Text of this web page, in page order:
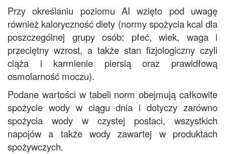
Przy określaniu poziomu AI wzięto pod uwagę
również kaloryczność diety (normy spożycia kcal dla
poszczególnej grupy osób: płeć, wiek, waga i
przeciętny wzrost, a także stan fizjologiczny czyli
ciąża i karmienie piersią oraz prawidłową
osmolarność moczu).
Podane wartości w tabeli norm obejmują całkowite
spożycie wody w ciągu dnia i dotyczy zarówno
spożycia wody w czystej postaci, wszystkich
napojów a także wody zawartej w produktach
spożywczych.